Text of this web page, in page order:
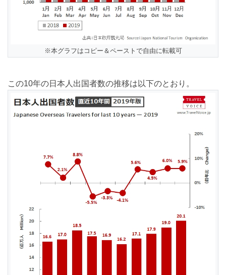
※本グラフはコピー＆ペーストで自由に転載可
この10年の日本人出国者数の推移は以下のとおり。